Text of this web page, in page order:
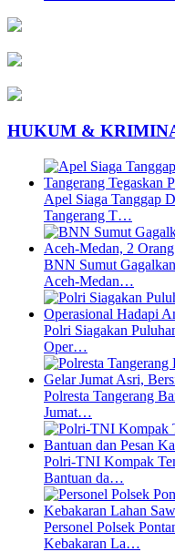
HUKUM &
Apel Siaga Tanggap
Tangerang T…
BNN Sumut
Aceh-Medan…
Polri Siagakan
Oper…
Polresta Tangerang
Jumat…
Polri-TNI Kompak
Bantuan da…
Personel Polsek
Kebakaran La…